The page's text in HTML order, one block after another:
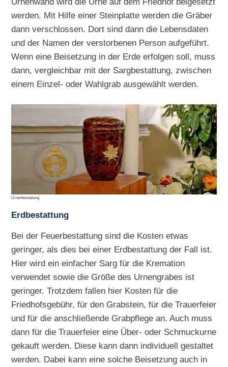
werden. Mit Hilfe einer Steinplatte werden die Gräber
dann verschlossen. Dort sind dann die Lebensdaten
und der Namen der verstorbenen Person aufgeführt.
Wenn eine Beisetzung in der Erde erfolgen soll, muss
dann, vergleichbar mit der Sargbestattung, zwischen
einem Einzel- oder Wahlgrab ausgewählt werden.
Urnenbestattung
Erdbestattung
Bei der Feuerbestattung sind die Kosten etwas
geringer, als dies bei einer Erdbestattung der Fall ist.
Hier wird ein einfacher Sarg für die Kremation
verwendet sowie die Größe des Urnengrabes ist
geringer. Trotzdem fallen hier Kosten für die
Friedhofsgebühr, für den Grabstein, für die Trauerfeier
und für die anschließende Grabpflege an. Auch muss
dann für die Trauerfeier eine Über- oder Schmuckurne
gekauft werden. Diese kann dann individuell gestaltet
werden. Dabei kann eine solche Beisetzung auch in